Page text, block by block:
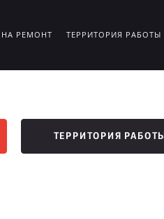
РЕМОНТ ТЕРРИТОРИЯ РАБОТЫ
ТЕРРИТОРИЯ РАБОТЫ